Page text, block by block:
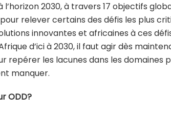
2030, à travers 17 objectifs
relever certains des défis les plus
innovantes et africaines à ces
d’ici à 2030, il faut agir dès
repérer les lacunes dans les domaines
manquer.
ODD?